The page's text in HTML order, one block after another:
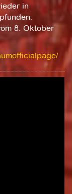
in
8. Oktober